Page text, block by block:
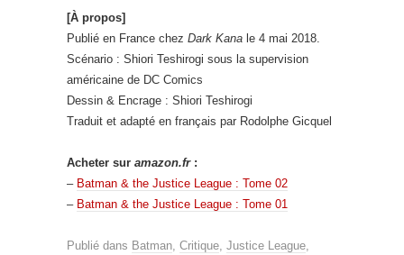
[À propos]
Publié en France chez Dark Kana le 4 mai 2018.
Scénario : Shiori Teshirogi sous la supervision
américaine de DC Comics
Dessin & Encrage : Shiori Teshirogi
Traduit et adapté en français par Rodolphe Gicquel
Acheter sur amazon.fr:
– Batman & the Justice League : Tome 02
– Batman & the Justice League : Tome 01
Publié dans Batman, Critique, Justice League,